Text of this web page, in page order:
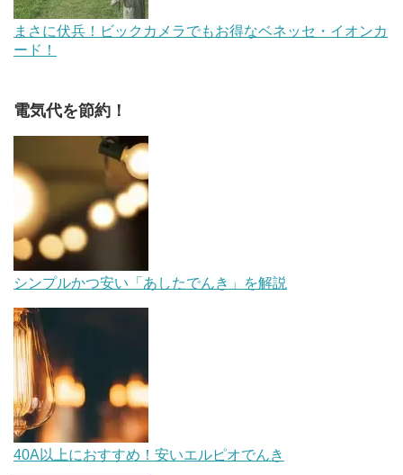
まさに伏兵！ビックカメラでもお得なベネッセ・イオンカ
ード！
電気代を節約！
シンプルかつ安い「あしたでんき」を解説
40A以上におすすめ！安いエルピオでんき